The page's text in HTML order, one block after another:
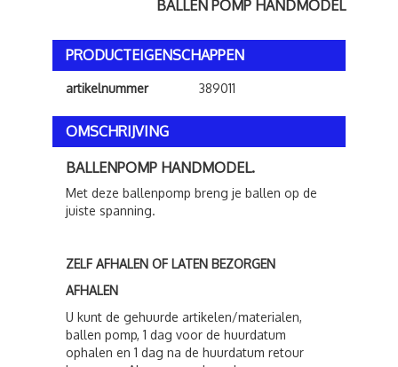
BALLEN POMP HANDMODEL
PRODUCTEIGENSCHAPPEN
artikelnummer 389011
OMSCHRIJVING
BALLENPOMP HANDMODEL.
Met deze ballenpomp breng je ballen op de
juiste spanning.
ZELF AFHALEN OF LATEN BEZORGEN
AFHALEN
U kunt de gehuurde artikelen/materialen,
ballen pomp, 1 dag voor de huurdatum
ophalen en 1 dag na de huurdatum retour